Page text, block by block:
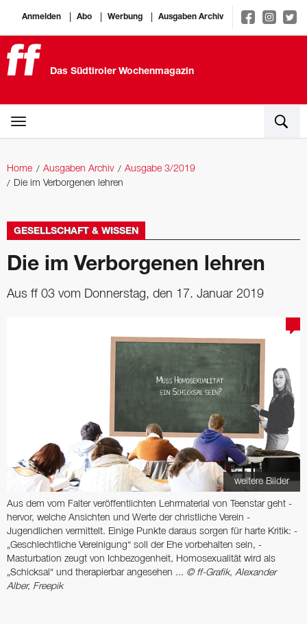
Anmelden Abo Werbung Ausgaben Archiv
Das Südtiroler Wochenmagazin
Home Ausgaben Archiv
Ausgabe 3/2019
Die im Verborgenen lehren
GESELLSCHAFT & WISSEN
Die im Verborgenen lehren
Aus ff 03 vom Donnerstag, den 17. Januar 2019
weitere Bilder
Aus dem vom Falter­ ­veröffentlichten Lehr­material von Teenstar geht ­
hervor, ­welche Ansichten und ­Werte der ­christliche Verein ­
Jugendlichen vermittelt­. Einige­ Punkte ­daraus sorgen für harte Kritik: ­
„Geschlechtliche Ver­einigung“ soll der Ehe vorbehalten sein, ­
Masturbation zeugt von ­Ichbezogenheit, ­Homo­sexualität wird als
„Schicksal“ und ­therapierbar ­angesehen ... © ff-Grafik, Alexander
Alber, Freepik